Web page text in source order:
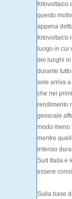
fotovoltaico
questo
appena
fotovoltaico
luogo in cui
dei luoghi in
durante
sole arriva
che nei
rendimento
generale
modo meno
mentre
intenso
Sud Italia e
essere
Sulla base